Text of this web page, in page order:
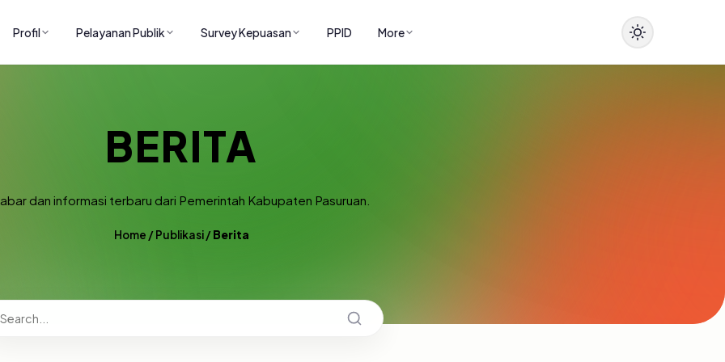
Profil Pelayanan Publik Survey Kepuasan PPID More
BERITA
dan informasi terbaru dari Pemerintah Kabupaten Pasuruan.
Home /Publikasi/Berita